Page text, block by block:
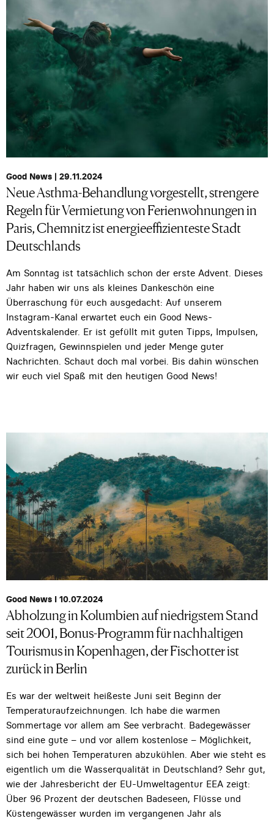
Good News | 29.11.2024
Neue Asthma-Behandlung vorgestellt, strengere
Regeln für Vermietung von Ferienwohnungen in
Paris, Chemnitz ist energieeffizienteste Stadt
Deutschlands
Am Sonntag ist tatsächlich schon der erste Advent. Dieses
Jahr haben wir uns als kleines Dankeschön eine
Überraschung für euch ausgedacht: Auf unserem
Instagram-Kanal erwartet euch ein Good News-
Adventskalender. Er ist gefüllt mit guten Tipps, Impulsen,
Quizfragen, Gewinnspielen und jeder Menge guter
Nachrichten. Schaut doch mal vorbei. Bis dahin wünschen
wir euch viel Spaß mit den heutigen Good News!
Good News I 10.07.2024
Abholzung in Kolumbien auf niedrigstem Stand
seit 2001, Bonus-Programm für nachhaltigen
Tourismus in Kopenhagen, der Fischotter ist
zurück in Berlin
Es war der weltweit heißeste Juni seit Beginn der
Temperaturaufzeichnungen. Ich habe die warmen
Sommertage vor allem am See verbracht. Badegewässer
sind eine gute – und vor allem kostenlose – Möglichkeit,
sich bei hohen Temperaturen abzukühlen. Aber wie steht es
eigentlich um die Wasserqualität in Deutschland? Sehr gut,
wie der Jahresbericht der EU-Umweltagentur EEA zeigt:
Über 96 Prozent der deutschen Badeseen, Flüsse und
Küstengewässer wurden im vergangenen Jahr als